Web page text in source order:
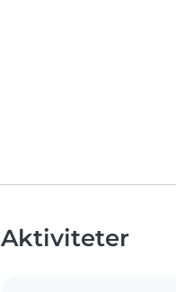
Aktiviteter